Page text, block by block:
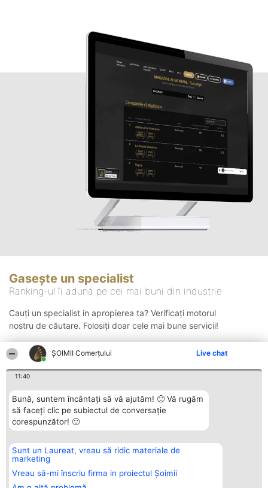
ȘOIMII Comerțului Live chat
11:40
Bună, suntem încântați să vă ajutăm! 🙂 Vă rugăm
să faceți clic pe subiectul de conversație
corespunzător! 🙂
Sunt un Laureat, vreau să ridic materiale de
marketing
Vreau să-mi înscriu firma in proiectul Șoimii
Gasește un specialist
Ranking-ul îi adună pe cei mai buni din industrie
Cauți un specialist in apropierea ta? Verificați motorul
nostru de căutare. Folosiți doar cele mai bune servicii!
Organizator Ranking
BRIGHT SOLUTIONS BR SRL
Aleea Timisul De Sus 2 Bl. A30
Sc. A Et. 4 Ap. 13 Cod 061952
Plebiscyt
Lista Tuturor
Laureaților
Contact